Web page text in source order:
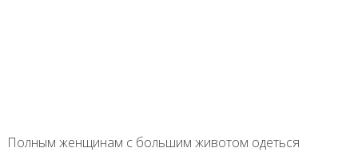
Полным женщинам с большим животом одеться